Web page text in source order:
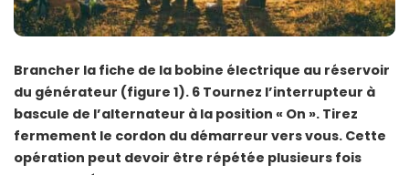
Brancher la fiche de la bobine électrique au réservoir
du générateur (figure 1). 6 Tournez l’interrupteur à
bascule de l’alternateur à la position « On ». Tirez
fermement le cordon du démarreur vers vous. Cette
opération peut devoir être répétée plusieurs fois